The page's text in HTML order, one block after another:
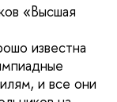
«Высшая
известна
и все они